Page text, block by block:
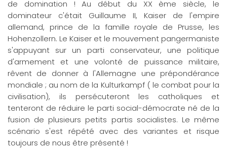
de domination ! Au début du XX ème siècle, le
dominateur c'était Guillaume II, Kaiser de l'empire
allemand, prince de la famille royale de Prusse, les
Hohenzollern. Le Kaiser et le mouvement pangermaniste
s'appuyant sur un parti conservateur, une politique
d'armement et une volonté de puissance militaire,
rêvent de donner à l'Allemagne une prépondérance
mondiale ; au nom de la Kulturkampf ( le combat pour la
civilisation), ils persécuteront les catholiques et
tenteront de réduire le parti social-démocrate né de la
fusion de plusieurs petits partis socialistes. Le même
scénario s'est répété avec des variantes et risque
toujours de nous être présenté !